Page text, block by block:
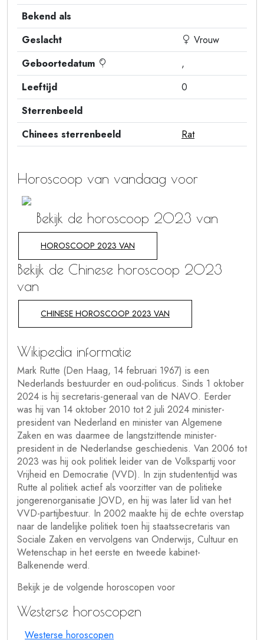
Bekend als
Geslacht
Vrouw
Geboortedatum
,
Leeftijd
0
Sterrenbeeld
Chinees sterrenbeeld
Rat
Horoscoop van vandaag voor
Bekijk de horoscoop 2023 van
HOROSCOOP 2023 VAN
Bekijk de Chinese horoscoop 2023
van
CHINESE HOROSCOOP 2023 VAN
Wikipedia informatie
Mark Rutte (Den Haag, 14 februari 1967) is een
Nederlands bestuurder en oud-politicus. Sinds 1 oktober
2024 is hij secretaris-generaal van de NAVO. Eerder
was hij van 14 oktober 2010 tot 2 juli 2024 minister-
president van Nederland en minister van Algemene
Zaken en was daarmee de langstzittende minister-
president in de Nederlandse geschiedenis. Van 2006 tot
2023 was hij ook politiek leider van de Volkspartij voor
Vrijheid en Democratie (VVD). In zijn studententijd was
Rutte al politiek actief als voorzitter van de politieke
jongerenorganisatie JOVD, en hij was later lid van het
VVD-partijbestuur. In 2002 maakte hij de echte overstap
naar de landelijke politiek toen hij staatssecretaris van
Sociale Zaken en vervolgens van Onderwijs, Cultuur en
Wetenschap in het eerste en tweede kabinet-
Balkenende werd.
Bekijk je de volgende horoscopen voor
Westerse horoscopen
Westerse horoscopen